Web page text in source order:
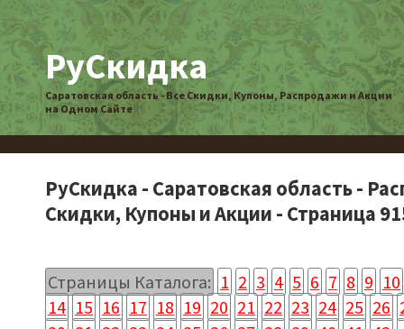
РуСкидка
Саратовская область - Все Скидки, Купоны, Распродажи и Акции
на Одном Сайте
РуСкидка - Саратовская область -
Скидки, Купоны и Акции - Страница
Страницы Каталога: 1 2 3 4 5 6 7 8 9 10
14 15 16 17 18 19 20 21 22 23 24 25 26